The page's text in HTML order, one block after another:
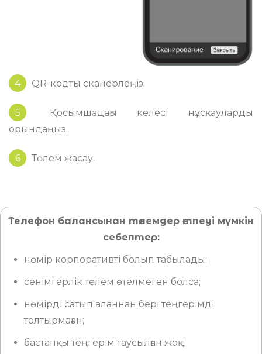
4 QR-кодты сканерлеңіз.
5
Қосымшадағы келесі нұсқауларды
орындаңыз.
6 Төлем жасау.
Телефон балансынан төлемдер өтпеуі мүмкін
себептер:
нөмір корпоративті болып табылады;
сенімгерлік төлем өтелмеген болса;
нөмірді сатып алғаннан бері теңгерімді
толтырмаған;
бастапқы теңгерім таусылған жоқ;